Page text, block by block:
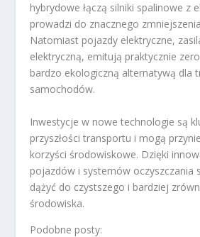
hybrydowe łączą silniki spalinowe z
prowadzi do znacznego
Natomiast pojazdy elektryczne,
elektryczną, emitują praktycznie
bardzo ekologiczną alternatywą dla
samochodów.
Inwestycje w nowe technologie są
przyszłości transportu i mogą
korzyści środowiskowe. Dzięki
pojazdów i systemów oczyszczania
dążyć do czystszego i bardziej
środowiska.
Podobne posty: